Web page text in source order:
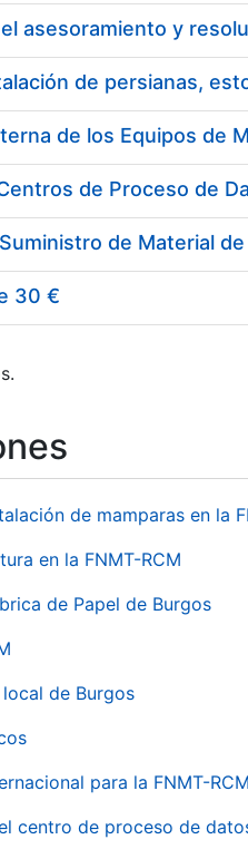
de persianas,
30 €
de mamparas en la
en la FNMT-RCM
de Papel de Burgos
de Burgos
para la FNMT-
centro de proceso de